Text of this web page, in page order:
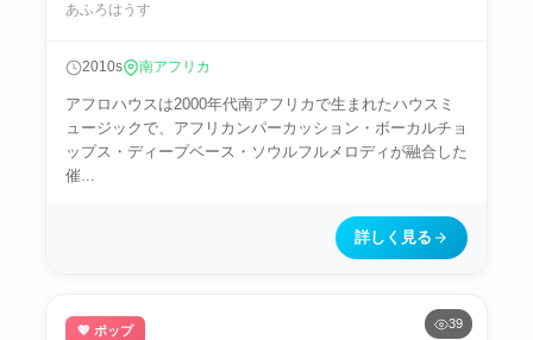
あふろはうす
2010s 南アフリカ
アフロハウスは2000年代南アフリカで生まれたハウスミ
ュージックで、アフリカンパーカッション・ボーカルチョ
ップス・ディープベース・ソウルフルメロディが融合した
催...
詳しく見る
39
💖 ポップ